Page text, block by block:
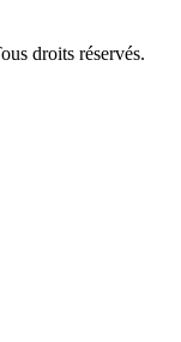
droits réservés.